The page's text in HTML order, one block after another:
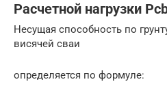
Расчетной нагрузки
Несущая способность по
висячей сваи
определяется по формуле: